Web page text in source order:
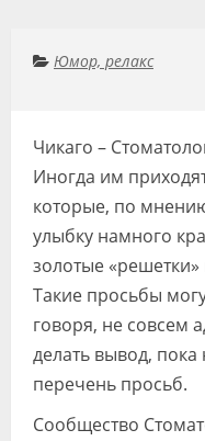
Вакансии
Объявления
Форум
Клиники
Специалисты
Галерея
Блоги
Юмор, релакс
Чикаго –
Иногда им
которые, по
улыбку намного
золотые «решетки»
Такие просьбы
говоря, не совсем
делать вывод,
перечень просьб.
Сообщество